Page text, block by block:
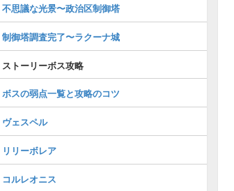
不思議な光景〜政治区制御塔
制御塔調査完了〜ラクーナ城
ストーリーボス攻略
ボスの弱点一覧と攻略のコツ
ヴェスペル
リリーボレア
コルレオニス